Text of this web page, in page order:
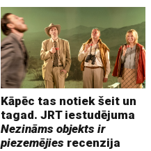
Kāpēc tas notiek šeit un
tagad. JRT iestudējuma
Nezināms objekts ir
piezemējies recenzija